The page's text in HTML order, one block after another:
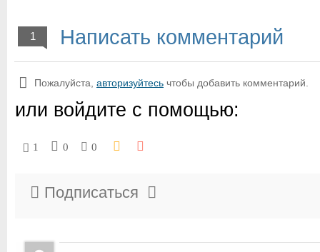
1 Написать комментарий
Пожалуйста, авторизуйтесь чтобы добавить комментарий.
или войдите с помощью:
1 0 0
Подписаться